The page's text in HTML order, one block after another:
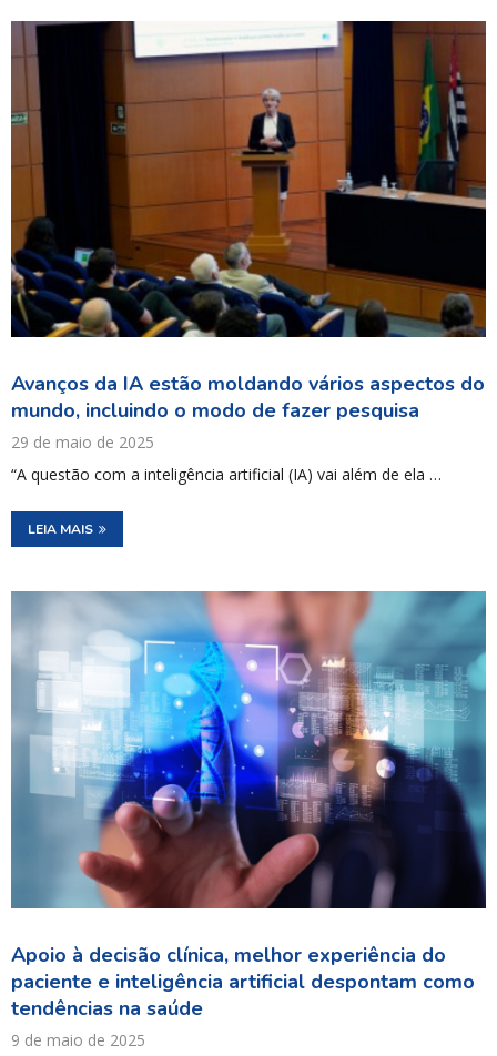
Avanços da IA estão moldando vários aspectos do
mundo, incluindo o modo de fazer pesquisa
29 de maio de 2025
“A questão com a inteligência artificial (IA) vai além de ela …
LEIA MAIS
Apoio à decisão clínica, melhor experiência do
paciente e inteligência artificial despontam como
tendências na saúde
9 de maio de 2025